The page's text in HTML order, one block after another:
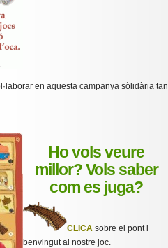
en aquesta campanya sòlidària tan
Ho vols veure
millor? Vols saber
com es juga?
CLICA sobre el pont i
benvingut al nostre joc.